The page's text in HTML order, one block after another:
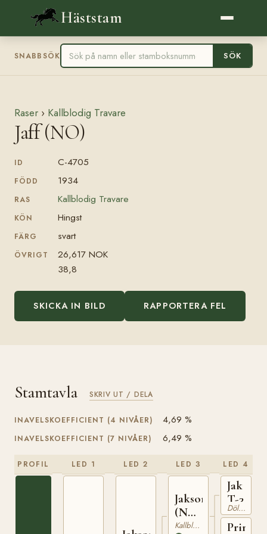
Häststam
SNABBSÖK SÖK
Raser › Kallblodig Travare
Jaff (NO)
ID C-4705
FÖDD 1934
RAS Kallblodig Travare
KÖN Hingst
FÄRG svart
ÖVRIGT
26,617 NOK
38,8
SKICKA IN BILD RAPPORTERA FEL
Stamtavla SKRIV UT / DELA
INAVELSKOEFFICIENT (4 NIVÅER) 4,69 %
INAVELSKOEFFICIENT (7 NIVÅER) 6,49 %
PROFIL LED 1 LED 2 LED 3
Jakson
(NO)
T-42Kallblodig Travare
LED 4
Jak
T-3
Dölehäst